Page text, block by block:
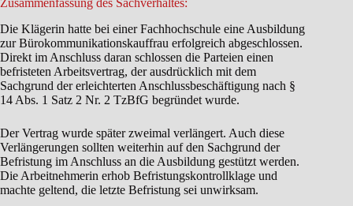
Zusammenfassung des Sachverhaltes:
Die Klägerin hatte bei einer Fachhochschule eine Ausbildung
zur Bürokommunikationskauffrau erfolgreich abgeschlossen.
Direkt im Anschluss daran schlossen die Parteien einen
befristeten Arbeitsvertrag, der ausdrücklich mit dem
Sachgrund der erleichterten Anschlussbeschäftigung nach §
14 Abs. 1 Satz 2 Nr. 2 TzBfG begründet wurde.
Der Vertrag wurde später zweimal verlängert. Auch diese
Verlängerungen sollten weiterhin auf den Sachgrund der
Befristung im Anschluss an die Ausbildung gestützt werden.
Die Arbeitnehmerin erhob Befristungskontrollklage und
machte geltend, die letzte Befristung sei unwirksam.